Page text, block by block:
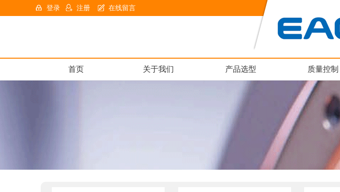
在线留言
登录 注册
首页 关于我们 产品选型 质量控制